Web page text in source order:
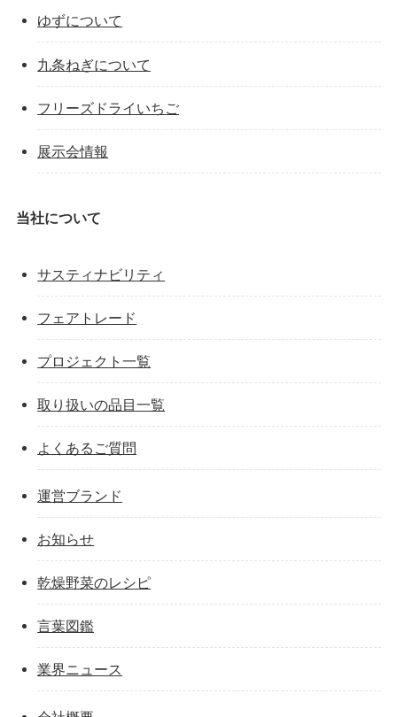
ゆずについて
九条ねぎについて
フリーズドライいちご
展示会情報
当社について
サスティナビリティ
フェアトレード
プロジェクト一覧
取り扱いの品目一覧
よくあるご質問
運営ブランド
お知らせ
乾燥野菜のレシピ
言葉図鑑
業界ニュース